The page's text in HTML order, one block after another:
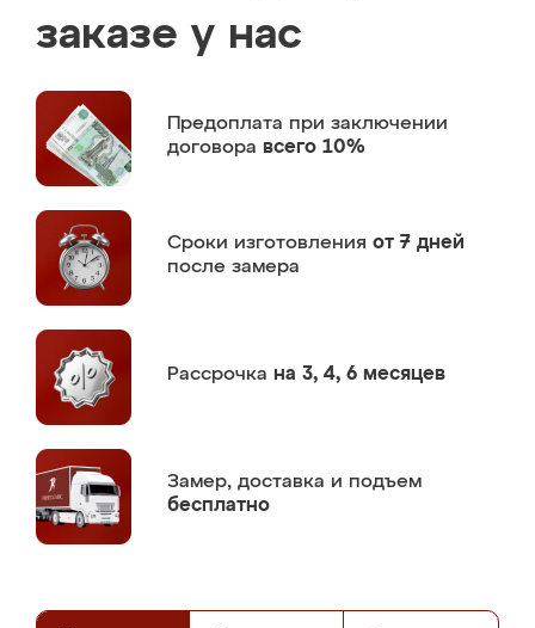
заказе у нас
Предоплата при заключении
договора всего 10%
Сроки изготовления от 7 дней
после замера
Рассрочка на 3, 4, 6 месяцев
Замер, доставка и подъем
бесплатно